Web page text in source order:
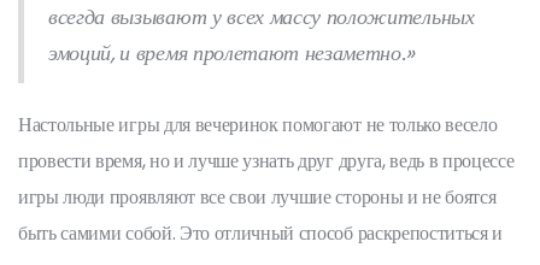
всегда вызывают у всех массу положительных
эмоций, и время пролетают незаметно.»
Настольные игры для вечеринок помогают не только весело
провести время, но и лучше узнать друг друга, ведь в процессе
игры люди проявляют все свои лучшие стороны и не боятся
быть самими собой. Это отличный способ раскрепоститься и